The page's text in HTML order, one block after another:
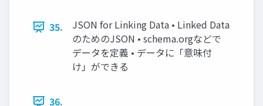
35.
JSON for Linking Data • Linked Data
のためのJSON • schema.orgなどで
データを定義 • データに「意味付
け」ができる
36.